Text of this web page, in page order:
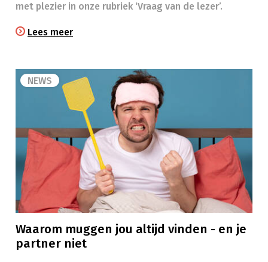
met plezier in onze rubriek ‘Vraag van de lezer’.
Lees meer
NEWS
Waarom muggen jou altijd vinden - en je
partner niet